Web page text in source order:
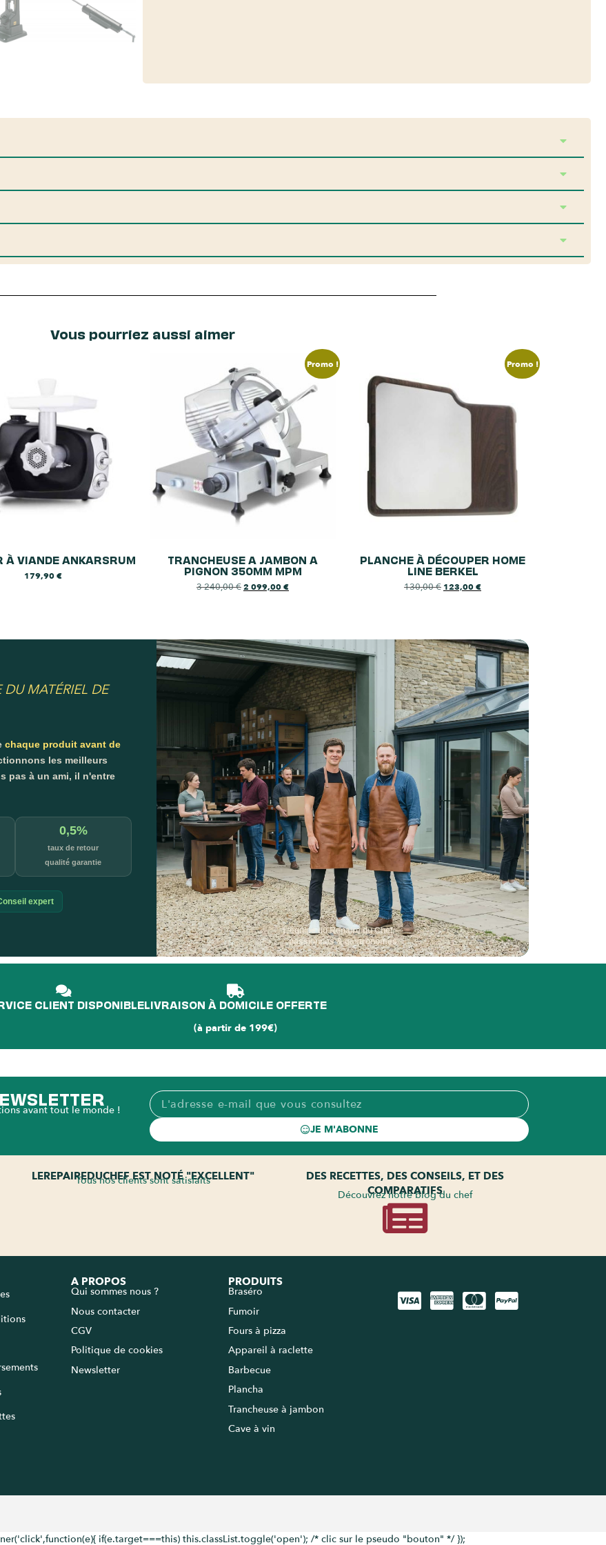
Vous pourriez aussi aimer
À VIANDE ANKARSRUM
179,90€
Promo !
TRANCHEUSE A JAMBON A
PIGNON 350MM MPM
3 240,00€2 099,00€
Promo !
PLANCHE À DÉCOUPER HOME
LINE BERKEL
130,00€ 123,00€
DU MATÉRIEL DE
chaque produit avant de
les meilleurs
pas à un ami, il n'entre
0,5%
taux de retour
qualité garantie
expert
L'équipe du Repaire du Chef —
passionnés & gastronomes
CLIENT DISPONIBLELIVRAISON À DOMICILE OFFERTE
(à partir de 199€)
avant tout le monde !
JE M'ABONNE
LEREPAIREDUCHEF EST NOTÉ "EXCELLENT"
Tous nos clients sont satisfaits
DES RECETTES, DES CONSEILS, ET DES
COMPARATIFS
Découvrez notre blog du chef
A PROPOS
Qui sommes nous ?
Nous contacter
CGV
Politique de cookies
Newsletter
PRODUITS
Braséro
Fumoir
Fours à pizza
Appareil à raclette
Barbecue
Plancha
Trancheuse à jambon
Cave à vin
if(e.target===this) this.classList.toggle('open'); /* clic sur le pseudo "bouton" */ });